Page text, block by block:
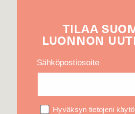
TILAA
LUONNON
Sähköpostiosoite
Hyväksyn tietojeni